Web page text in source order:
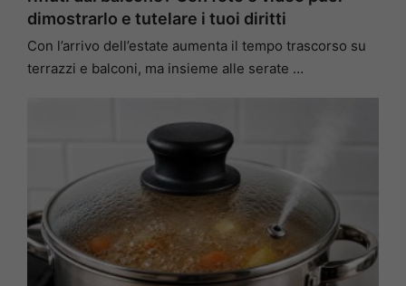
dimostrarlo e tutelare i tuoi diritti
Con l’arrivo dell’estate aumenta il tempo trascorso su
terrazzi e balconi, ma insieme alle serate …